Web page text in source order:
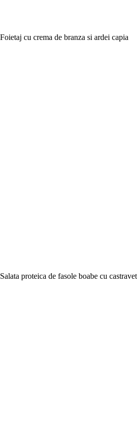
Foietaj cu crema de branza si ardei capia
Salata proteica de fasole boabe cu